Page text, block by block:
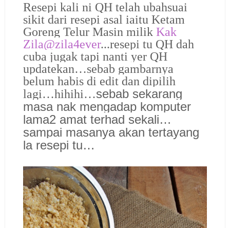
Resepi kali ni QH telah ubahsuai
sikit dari resepi asal iaitu Ketam
Goreng Telur Masin milik Kak
Zila@zila4ever...resepi tu QH dah
cuba jugak tapi nanti yer QH
updatekan…sebab gambarnya
belum habis di edit dan dipilih
lagi…hihihi…sebab sekarang
masa nak mengadap komputer
lama2 amat terhad sekali…
sampai masanya akan tertayang
la resepi tu…